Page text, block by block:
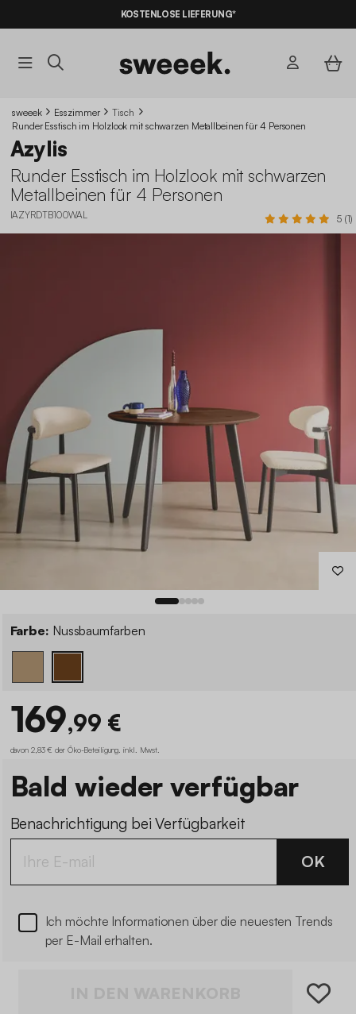
AUF DER SCHNÄPPCHEN* MIT DEM CODE
KOSTENLOSE LIEFERUNG*
sweeek Esszimmer
Tisch
Runder Esstisch im Holzlook mit schwarzen Metallbeinen für 4 Personen
Azylis
Runder Esstisch im Holzlook mit schwarzen
Metallbeinen für 4 Personen
IAZYRDTB100WAL 5 (1)
Farbe: Nussbaumfarben
169,99 €
davon 2,83 € der Öko-Beteiligung inkl. Mwst.
Bald wieder verfügbar
Benachrichtigung bei Verfügbarkeit
OK
Ich möchte Informationen über die neuesten Trends
per E-Mail erhalten.